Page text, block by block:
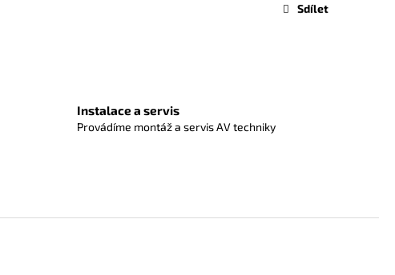
Sdílet
Instalace a servis
Provádíme montáž a servis AV techniky